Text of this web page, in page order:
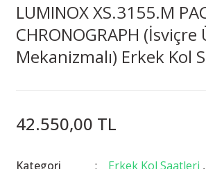
LUMINOX XS.3155.M
CHRONOGRAPH
Mekanizmalı) Erkek Kol
42.550,00 TL
Kategori Erkek Kol Saatleri ,